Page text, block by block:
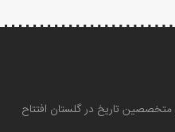
تاریخ در گلستان افتتاح